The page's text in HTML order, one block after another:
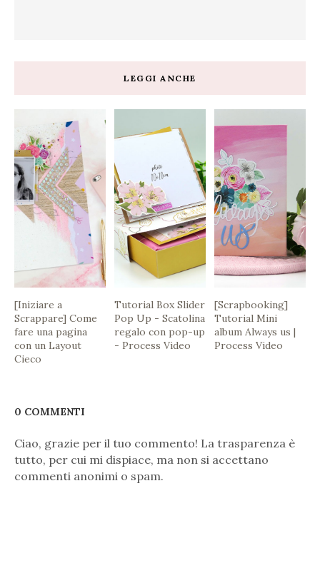
LEGGI ANCHE
[Iniziare a
Scrappare] Come
fare una pagina
con un Layout
Cieco
Tutorial Box Slider
Pop Up - Scatolina
regalo con pop-up
- Process Video
[Scrapbooking]
Tutorial Mini
album Always us |
Process Video
0 COMMENTI
Ciao, grazie per il tuo commento! La trasparenza è
tutto, per cui mi dispiace, ma non si accettano
commenti anonimi o spam.